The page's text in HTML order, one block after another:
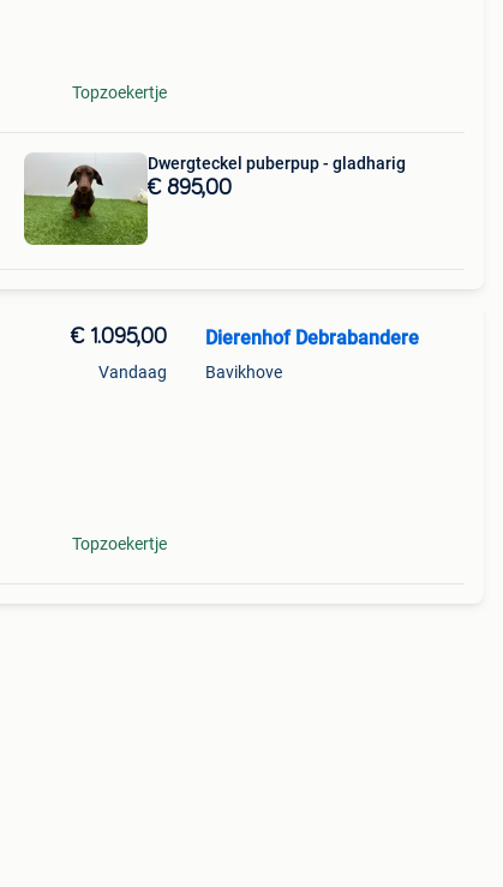
Topzoekertje
Dwergteckel puberpup - gladharig
€ 895,00
€ 1.095,00
Vandaag
Topzoekertje
Dierenhof Debrabandere
Bavikhove